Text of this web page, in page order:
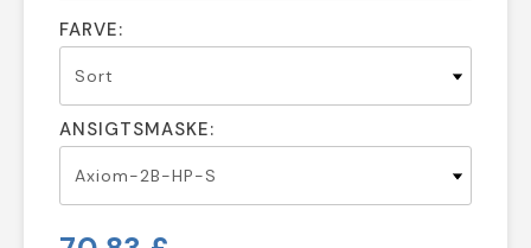
FARVE:
ANSIGTSMASKE: